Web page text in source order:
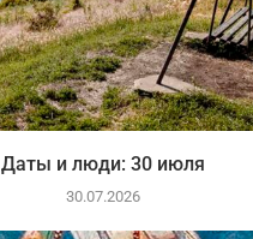
Даты и люди: 30 июля
30.07.2026